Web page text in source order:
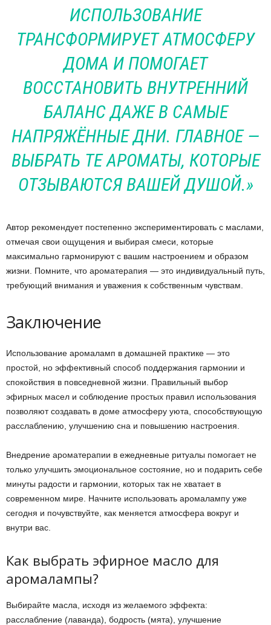
ИСПОЛЬЗОВАНИЕ
ТРАНСФОРМИРУЕТ АТМОСФЕРУ
ДОМА И ПОМОГАЕТ
ВОССТАНОВИТЬ ВНУТРЕННИЙ
БАЛАНС ДАЖЕ В САМЫЕ
НАПРЯЖЁННЫЕ ДНИ. ГЛАВНОЕ —
ВЫБРАТЬ ТЕ АРОМАТЫ, КОТОРЫЕ
ОТЗЫВАЮТСЯ ВАШЕЙ ДУШОЙ.»
Автор рекомендует постепенно экспериментировать с маслами,
отмечая свои ощущения и выбирая смеси, которые
максимально гармонируют с вашим настроением и образом
жизни. Помните, что ароматерапия — это индивидуальный путь,
требующий внимания и уважения к собственным чувствам.
Заключение
Использование аромаламп в домашней практике — это
простой, но эффективный способ поддержания гармонии и
спокойствия в повседневной жизни. Правильный выбор
эфирных масел и соблюдение простых правил использования
позволяют создавать в доме атмосферу уюта, способствующую
расслаблению, улучшению сна и повышению настроения.
Внедрение ароматерапии в ежедневные ритуалы помогает не
только улучшить эмоциональное состояние, но и подарить себе
минуты радости и гармонии, которых так не хватает в
современном мире. Начните использовать аромалампу уже
сегодня и почувствуйте, как меняется атмосфера вокруг и
внутри вас.
Как выбрать эфирное масло для
аромалампы?
Выбирайте масла, исходя из желаемого эффекта:
расслабление (лаванда), бодрость (мята), улучшение